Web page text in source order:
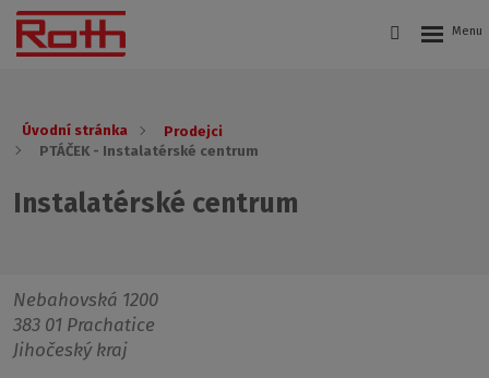
Úvodní stránka
Prodejci
PTÁČEK - Instalatérské centrum
Instalatérské centrum
Nebahovská 1200
383 01 Prachatice
Jihočeský kraj